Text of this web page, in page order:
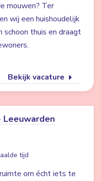
mouwen? Ter
wij een huishoudelijk
schoon thuis en draagt
Bekijk vacature
tijd
om écht iets te